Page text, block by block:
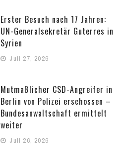
Erster Besuch nach 17 Jahren:
UN-Generalsekretär Guterres in
Syrien
Juli 27, 2026
Mutmaßlicher CSD-Angreifer in
Berlin von Polizei erschossen –
Bundesanwaltschaft ermittelt
weiter
Juli 26, 2026